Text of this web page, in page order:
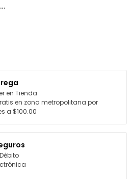
VENTILADOR 80MM P/ CASE BLACK NO CONECTOR
en Tienda
en zona metropolitana por
a $100.00